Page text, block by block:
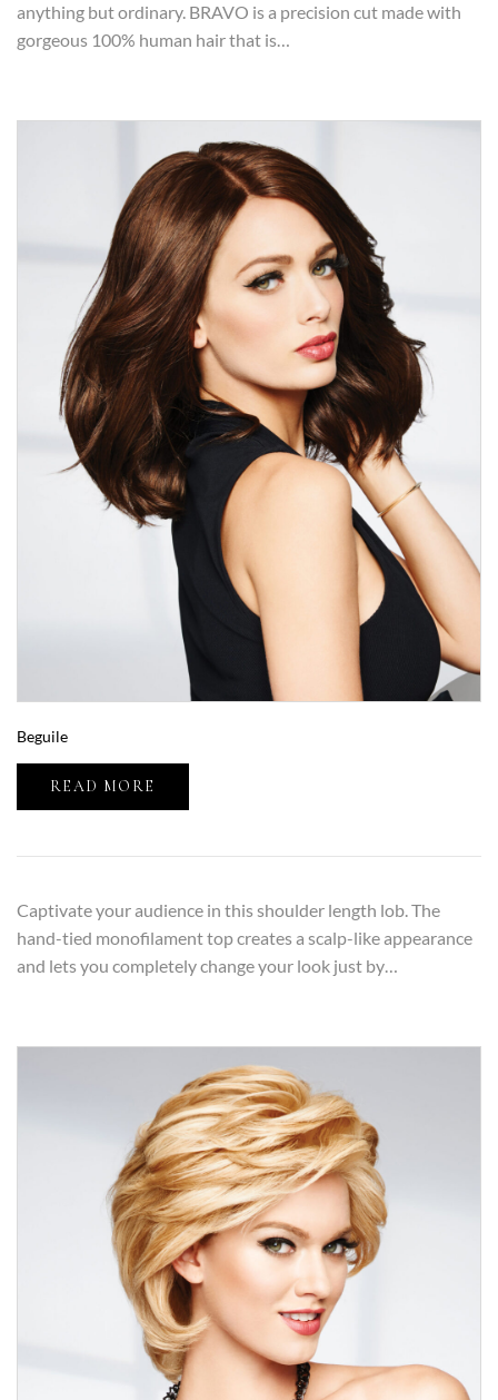
anything but ordinary. BRAVO is a precision cut made with
gorgeous 100% human hair that is…
Beguile
READ MORE
Captivate your audience in this shoulder length lob. The
hand-tied monofilament top creates a scalp-like appearance
and lets you completely change your look just by…